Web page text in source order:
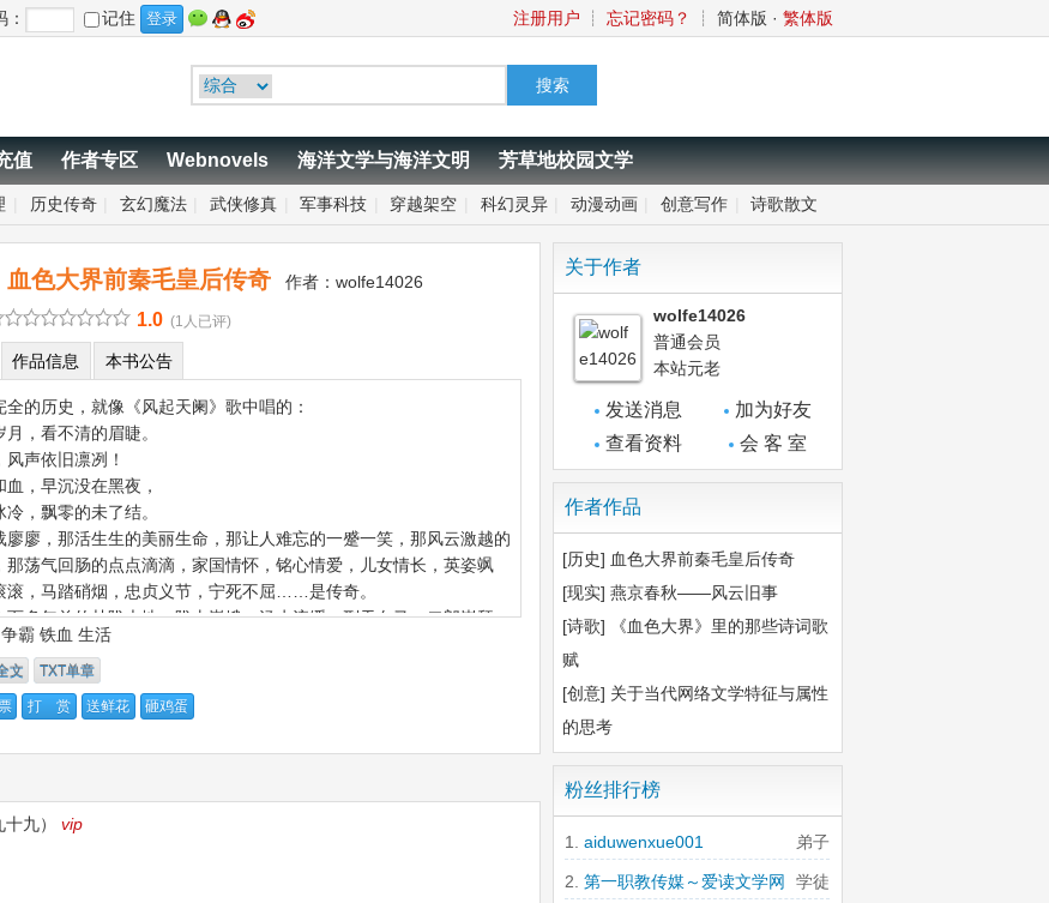
记住 注册用户 ┊ 忘记密码？ ┊ 简体版 · 繁体版
值 作者专区 Webnovels 海洋文学与海洋文明 芳草地校园文学
历史传奇 玄幻魔法 武侠修真 军事科技 穿越架空 科幻灵异 动漫动画 创意写作 诗歌散文
血色大界前秦毛皇后传奇 作者： wolfe14026
1.0 (1人已评)
作品信息 本书公告
全的历史，就像《风起天阑》歌中唱的：
，看不清的眉睫。
风声依旧凛冽！
，早沉没在黑夜，
，飘零的未了结。
廖廖，那活生生的美丽生命，那让人难忘的一蹙一笑，那风云激越的
那荡气回肠的点点滴滴，家国情怀，铭心情爱，儿女情长，英姿飒
滚，马踏硝烟，忠贞义节，宁死不屈……是传奇。
百多年前的甘陇大地，陇山巍峨，泾水流缓，刑天白马，二郎崇拜，
板屋农耕，絣纰殊缕，漆蜡生产，紫缬华彩，绯碧烂漫……那是古老
生活画卷。
毛皇后，正史上没有记载她的名字。野史里名叫秋晴，是个不错的名
爽，晴空万里，天高云淡，丽日风清。就像我们的主人公，高洁，淳
明朗，抱香枝头，不落北风。
争霸 铁血 生活
文 TXT单章
打 赏 送鲜花 砸鸡蛋
九） vip
关于作者
wolfe14026
普通会员
本站元老
发送消息
加为好友
查看资料
会 客 室
作者作品
[历史] 血色大界前秦毛皇后传奇
[现实] 燕京春秋——风云旧事
[诗歌]
《血色大界》里的那些诗词歌
赋
[创意] 关于当代网络文学特征与属性
的思考
粉丝排行榜
弟子
aiduwenxue001
学徒
第一职教传媒～爱读文学网